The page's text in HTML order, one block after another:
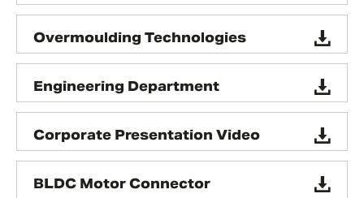
Overmoulding Technologies
Engineering Department
Corporate Presentation Video
BLDC Motor Connector